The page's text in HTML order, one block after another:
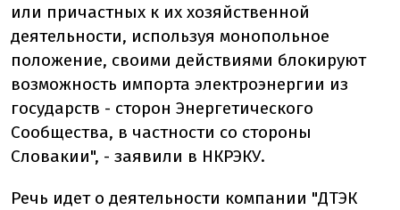
или причастных к их хозяйственной
деятельности, используя монопольное
положение, своими действиями блокируют
возможность импорта электроэнергии из
государств - сторон Энергетического
Сообщества, в частности со стороны
Словакии", - заявили в НКРЭКУ.
Речь идет о деятельности компании "ДТЭК